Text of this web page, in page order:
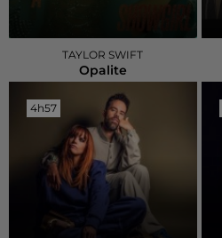
TAYLOR SWIFT
Opalite
4h57
4h57